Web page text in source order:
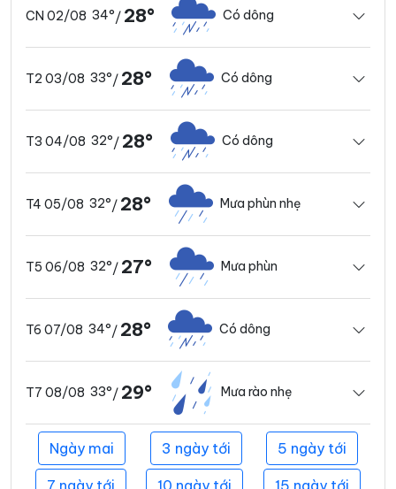
CN 02/08 34°/ 28° Có dông
T2 03/08 33°/ 28° Có dông
T3 04/08 32°/ 28° Có dông
T4 05/08 32°/ 28° Mưa phùn nhẹ
T5 06/08 32°/ 27° Mưa phùn
T6 07/08 34°/ 28° Có dông
T7 08/08 33°/ 29° Mưa rào nhẹ
Ngày mai 3 ngày tới 5 ngày tới
7 ngày tới 10 ngày tới 15 ngày tới